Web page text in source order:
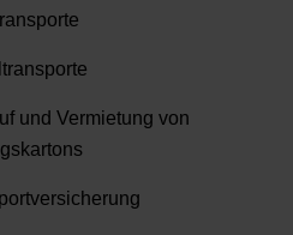
und Vermietung von